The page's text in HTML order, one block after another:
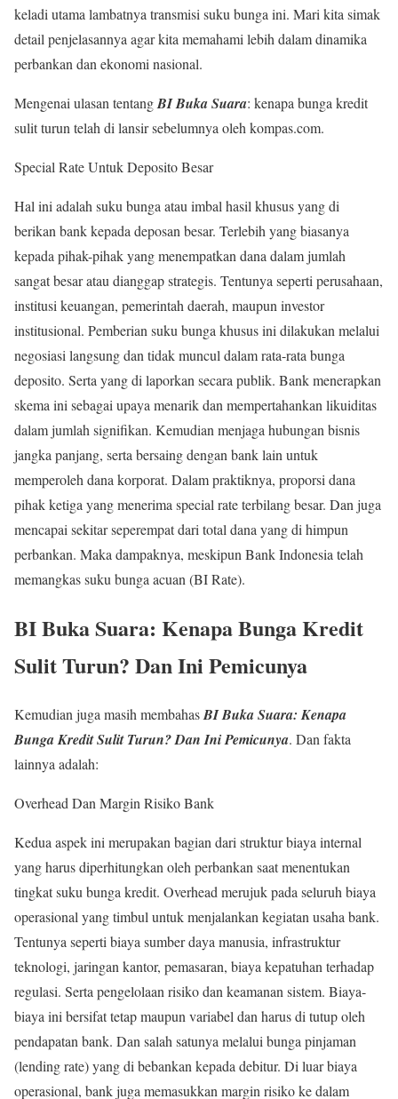
keladi utama lambatnya transmisi suku bunga ini. Mari kita simak
detail penjelasannya agar kita memahami lebih dalam dinamika
perbankan dan ekonomi nasional.
Mengenai ulasan tentangBI Buka Suara: kenapa bunga kredit
sulit turun telah di lansir sebelumnya oleh kompas.com.
Special Rate Untuk Deposito Besar
Hal ini adalah suku bunga atau imbal hasil khusus yang di
berikan bank kepada deposan besar. Terlebih yang biasanya
kepada pihak-pihak yang menempatkan dana dalam jumlah
sangat besar atau dianggap strategis. Tentunya seperti perusahaan,
institusi keuangan, pemerintah daerah, maupun investor
institusional. Pemberian suku bunga khusus ini dilakukan melalui
negosiasi langsung dan tidak muncul dalam rata-rata bunga
deposito. Serta yang di laporkan secara publik. Bank menerapkan
skema ini sebagai upaya menarik dan mempertahankan likuiditas
dalam jumlah signifikan. Kemudian menjaga hubungan bisnis
jangka panjang, serta bersaing dengan bank lain untuk
memperoleh dana korporat. Dalam praktiknya, proporsi dana
pihak ketiga yang menerima special rate terbilang besar. Dan juga
mencapai sekitar seperempat dari total dana yang di himpun
perbankan. Maka dampaknya, meskipun Bank Indonesia telah
memangkas suku bunga acuan (BI Rate).
BI Buka Suara: Kenapa Bunga Kredit
Sulit Turun? Dan Ini Pemicunya
Kemudian juga masih membahasBI Buka Suara: Kenapa
Bunga Kredit Sulit Turun? Dan Ini Pemicunya. Dan fakta
lainnya adalah:
Overhead Dan Margin Risiko Bank
Kedua aspek ini merupakan bagian dari struktur biaya internal
yang harus diperhitungkan oleh perbankan saat menentukan
tingkat suku bunga kredit. Overhead merujuk pada seluruh biaya
operasional yang timbul untuk menjalankan kegiatan usaha bank.
Tentunya seperti biaya sumber daya manusia, infrastruktur
teknologi, jaringan kantor, pemasaran, biaya kepatuhan terhadap
regulasi. Serta pengelolaan risiko dan keamanan sistem. Biaya-
biaya ini bersifat tetap maupun variabel dan harus di tutup oleh
pendapatan bank. Dan salah satunya melalui bunga pinjaman
(lending rate) yang di bebankan kepada debitur. Di luar biaya
operasional, bank juga memasukkan margin risiko ke dalam